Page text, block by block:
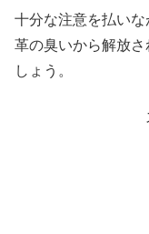
十分な注意を払い
革の臭いから解放
しょう。